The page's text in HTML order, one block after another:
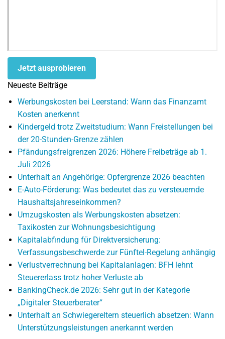
Jetzt ausprobieren
Neueste Beiträge
Werbungskosten bei Leerstand: Wann das Finanzamt
Kosten anerkennt
Kindergeld trotz Zweitstudium: Wann Freistellungen bei
der 20-Stunden-Grenze zählen
Pfändungsfreigrenzen 2026: Höhere Freibeträge ab 1.
Juli 2026
Unterhalt an Angehörige: Opfergrenze 2026 beachten
E-Auto-Förderung: Was bedeutet das zu versteuernde
Haushaltsjahreseinkommen?
Umzugskosten als Werbungskosten absetzen:
Taxikosten zur Wohnungsbesichtigung
Kapitalabfindung für Direktversicherung:
Verfassungsbeschwerde zur Fünftel-Regelung anhängig
Verlustverrechnung bei Kapitalanlagen: BFH lehnt
Steuererlass trotz hoher Verluste ab
BankingCheck.de 2026: Sehr gut in der Kategorie
„Digitaler Steuerberater“
Unterhalt an Schwiegereltern steuerlich absetzen: Wann
Unterstützungsleistungen anerkannt werden